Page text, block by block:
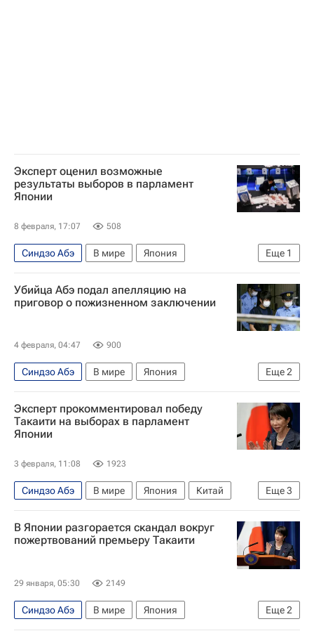
Эксперт оценил возможные
результаты выборов в парламент
Японии
8 февраля, 17:07 508
Еще 1
Синдзо Абэ В мире
Япония
Санаэ Такаити
Убийца Абэ подал апелляцию на
приговор о пожизненном заключении
4 февраля, 04:47 900
Еще2
Синдзо Абэ В мире
Япония
Нара (город)
Осака (город)
Эксперт прокомментировал победу
Такаити на выборах в парламент
Японии
3 февраля, 11:08 1923
Еще3
Синдзо Абэ В мире Япония
Китай
Европа
Санаэ Такаити Кадзухико Того
В Японии разгорается скандал вокруг
пожертвований премьеру Такаити
29 января, 05:30 2149
Еще2
Синдзо Абэ В мире
Япония
Осака (город)
Санаэ Такаити